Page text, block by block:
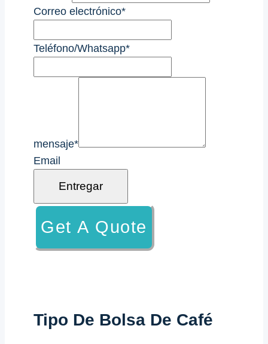
Correo electrónico*
Teléfono/Whatsapp*
mensaje*
Email
Entregar
Get A Quote
Tipo De Bolsa De Café